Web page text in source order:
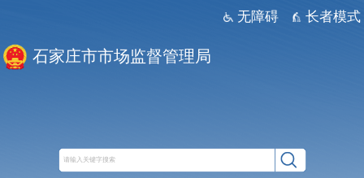
无障碍 长者模式
石家庄市市场监督管理局